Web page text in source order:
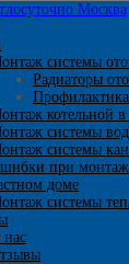
Москва
системы
Радиаторы
котельной в
системы
системы
при
доме
системы